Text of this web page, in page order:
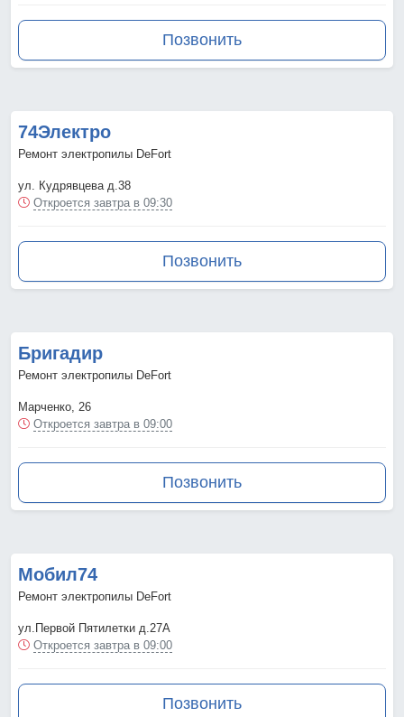
Позвонить
74Электро
Ремонт электропилы DeFort
ул. Кудрявцева д.38
Откроется завтра в 09:30
Позвонить
Бригадир
Ремонт электропилы DeFort
Марченко, 26
Откроется завтра в 09:00
Позвонить
Мобил74
Ремонт электропилы DeFort
ул.Первой Пятилетки д.27А
Откроется завтра в 09:00
Позвонить